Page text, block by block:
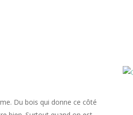
Du bois qui donne ce côté